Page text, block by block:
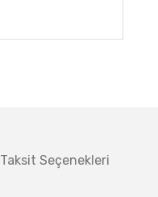
Taksit Seçenekleri